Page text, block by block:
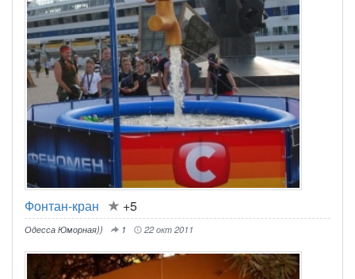
Фонтан-кран +5
Одесса Юморная)) 1 22 окт 2011